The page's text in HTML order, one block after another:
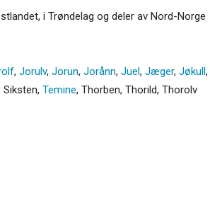
i Trøndelag og deler av Nord-Norge
, Jorulv, Jorun, Jorånn, Juel, Jæger, Jøkull,
Siksten, Temine, Thorben, Thorild, Thorolv